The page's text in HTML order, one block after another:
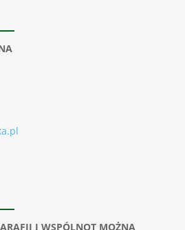
I WSPÓLNOT MOŻNA